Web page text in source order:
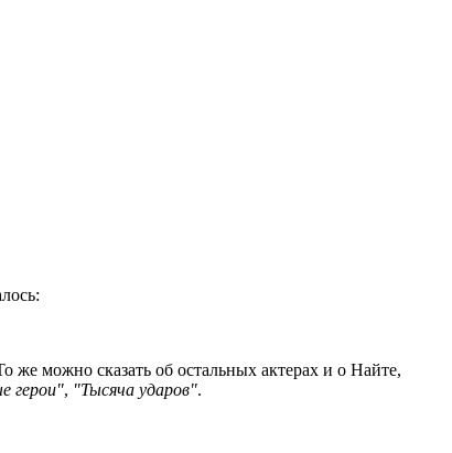
же можно сказать об остальных актерах и о Найте,
герои", "Тысяча ударов".